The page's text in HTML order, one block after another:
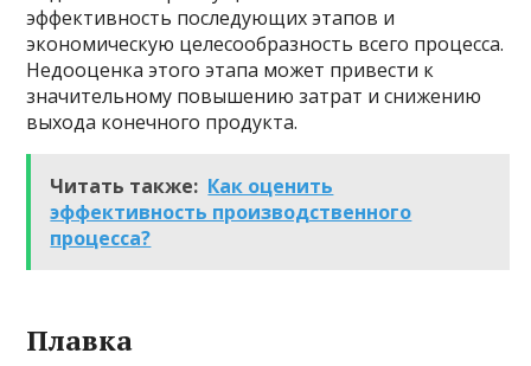
эффективность последующих этапов и
экономическую целесообразность всего процесса.
Недооценка этого этапа может привести к
значительному повышению затрат и снижению
выхода конечного продукта.
Читать также: Как оценить
эффективность производственного
процесса?
Плавка